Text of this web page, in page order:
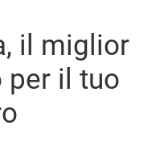
il miglior
per il tuo